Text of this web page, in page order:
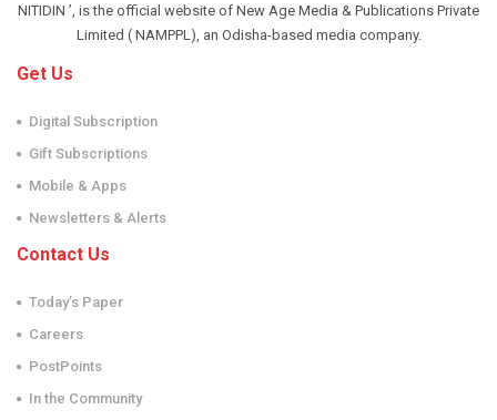
NITIDIN ’, is the official website of New Age Media & Publications Private
Limited ( NAMPPL), an Odisha-based media company.
Get Us
Digital Subscription
Gift Subscriptions
Mobile & Apps
Newsletters & Alerts
Contact Us
Today’s Paper
Careers
PostPoints
In the Community